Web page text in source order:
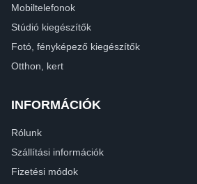
Mobiltelefonok
Stúdió kiegészítők
Fotó, fényképező kiegészítők
Otthon, kert
INFORMÁCIÓK
Rólunk
Szállítási információk
Fizetési módok